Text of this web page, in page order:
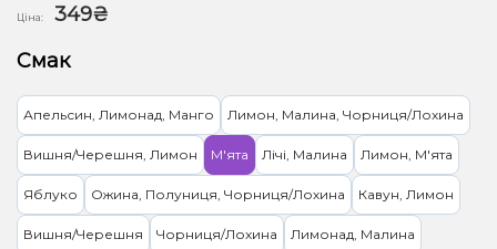
Ціна:
349₴
Смак
Апельсин, Лимонад, Манго Лимон, Малина, Чорниця/Лохина
Вишня/Черешня, Лимон М'ята Лічі, Малина Лимон, М'ята
Яблуко Ожина, Полуниця, Чорниця/Лохина Кавун, Лимон
Вишня/Черешня Чорниця/Лохина Лимонад, Малина